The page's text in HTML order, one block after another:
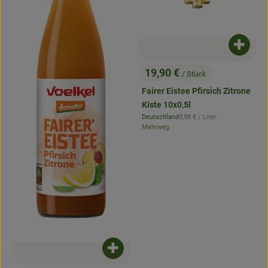
Produkt zum Warenkorb hinzufügen
, Preis:
19,90 € / Stück
Fairer Eistee Pfirsich Zitrone
Kiste 10x0,5l
, Herkunft:
Deutschland, Referenzpreis:
3,98 € / Liter
Mehrweg